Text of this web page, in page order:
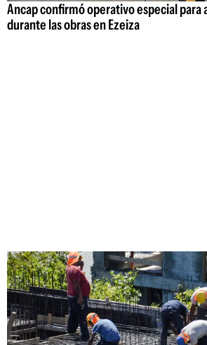
Ancap confirmó operativo especial para
durante las obras en Ezeiza